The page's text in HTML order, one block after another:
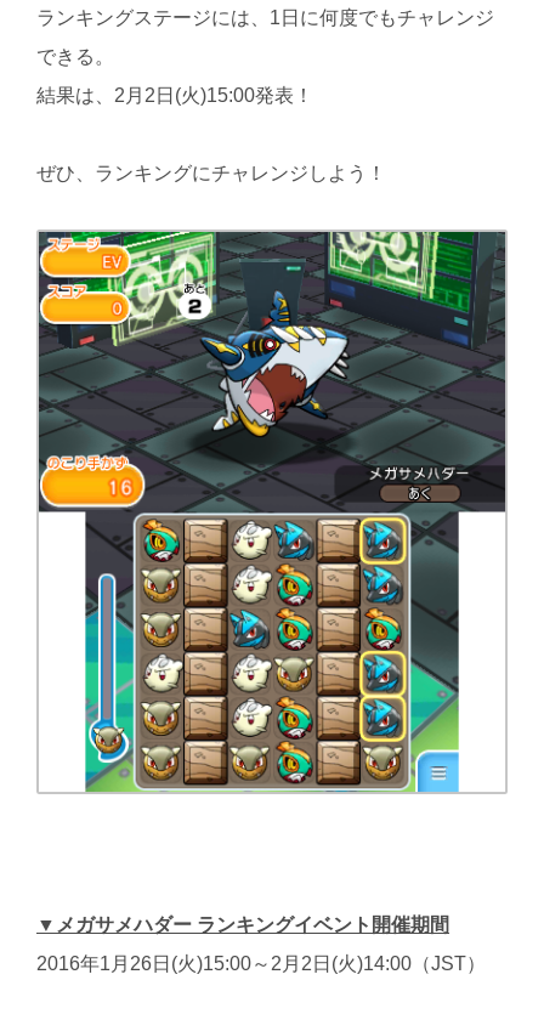
ランキングステージには、1日に何度でもチャレンジ
できる。
結果は、2月2日(火)15:00発表！
ぜひ、ランキングにチャレンジしよう！
▼メガサメハダー ランキングイベント開催期間
2016年1月26日(火)15:00～2月2日(火)14:00（JST）